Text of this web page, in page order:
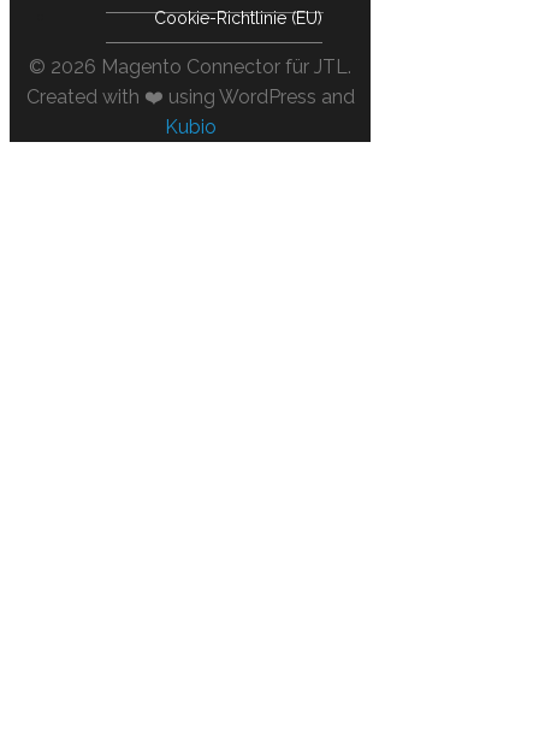
Cookie-Richtlinie (EU)
© 2026 Magento Connector für JTL.
Created with ❤️ using WordPress and
Kubio